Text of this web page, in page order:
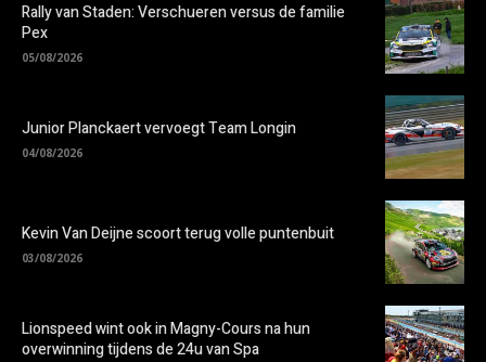
Rally van Staden: Verschueren versus de familie
Pex
05/08/2026
Junior Planckaert vervoegt Team Longin
04/08/2026
Kevin Van Deijne scoort terug volle puntenbuit
03/08/2026
Lionspeed wint ook in Magny-Cours na hun
overwinning tijdens de 24u van Spa